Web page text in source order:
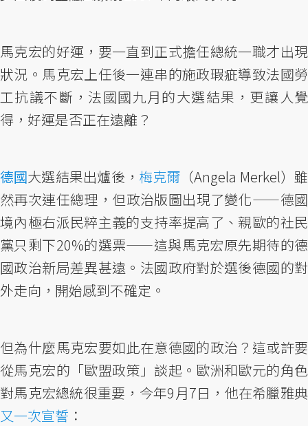
馬克宏的好運，要一直到正式擔任總統一職才出現
狀況。馬克宏上任後一連串的施政瑕疵導致法國勞
工抗議不斷，法國國九月的大選結果，更讓人覺
得，好運是否正在遠離？
德國大選結果出爐後， 梅克爾（Angela Merkel）雖
然再次連任總理，但政治版圖出現了變化——德國
境內極右派民粹主義的支持率提高了、親歐的社民
黨只剩下20%的選票——這與馬克宏原先期待的德
國政治新局差異甚遠。法國政府對於選後德國的對
外走向，開始感到不確定。
但為什麼馬克宏要如此在意德國的政治？這或許要
從馬克宏的「歐盟政策」談起。歐洲和歐元的角色
對馬克宏總統很重要，今年9月7日，他在希臘雅典
又一次宣誓 ：